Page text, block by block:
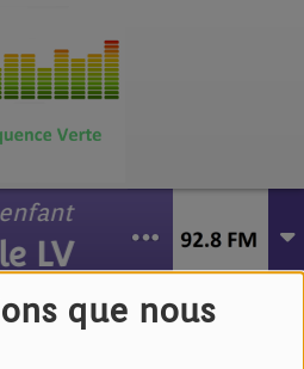
que nous
LV
- Allo